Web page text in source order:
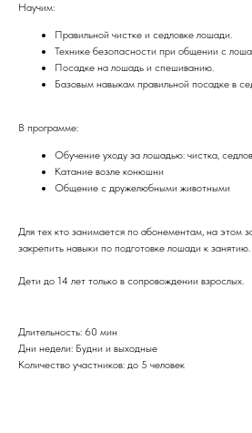
Научим:
Правильной чистке и седловке лошади.
Технике безопасности при общении с
Посадке на лошадь и спешиванию.
Базовым навыкам правильной посадке в
В программе:
Обучение уходу за лошадью: чистка,
Катание возле конюшни
Общение с дружелюбными животными
Для тех кто занимается по абонементам, на этом
закрепить навыки по подготовке лошади к занятию.
Дети до 14 лет только в сопровождении взрослых.
Длительность: 60 мин
Дни недели: Будни и выходные
Количество участников: до 5 человек